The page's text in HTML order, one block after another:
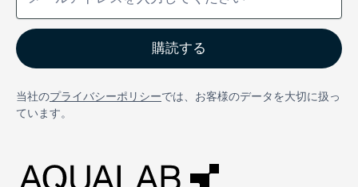
当社のプライバシーポリシーでは、お客様のデータを大切に扱っ
ています。